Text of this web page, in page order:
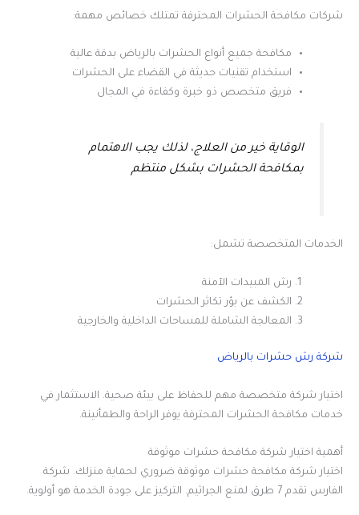
شركات مكافحة الحشرات المحترفة تمتلك خصائص مهمة:
مكافحة جميع أنواع الحشرات بالرياض بدقة عالية
استخدام تقنيات حديثة في القضاء على الحشرات
فريق متخصص ذو خبرة وكفاءة في المجال
الوقاية خير من العلاج، لذلك يجب الاهتمام
بمكافحة الحشرات بشكل منتظم
الخدمات المتخصصة تشمل:
رش المبيدات الآمنة
الكشف عن بؤر تكاثر الحشرات
المعالجة الشاملة للمساحات الداخلية والخارجية
شركة رش حشرات بالرياض
اختيار شركة متخصصة مهم للحفاظ على بيئة صحية. الاستثمار في
خدمات مكافحة الحشرات المحترفة يوفر الراحة والطمأنينة.
أهمية اختيار شركة مكافحة حشرات موثوقة
اختيار شركة مكافحة حشرات موثوقة ضروري لحماية منزلك. شركة
الفارس تقدم 7 طرق لمنع الجراثيم. التركيز على جودة الخدمة هو أولوية.